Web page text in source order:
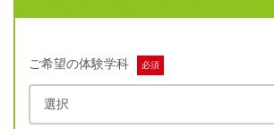
ご希望の体験学科 必須